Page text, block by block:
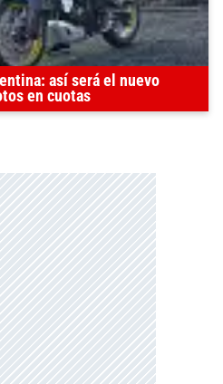
así será el nuevo
en cuotas